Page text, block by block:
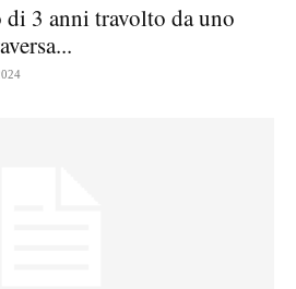
3 anni travolto da uno